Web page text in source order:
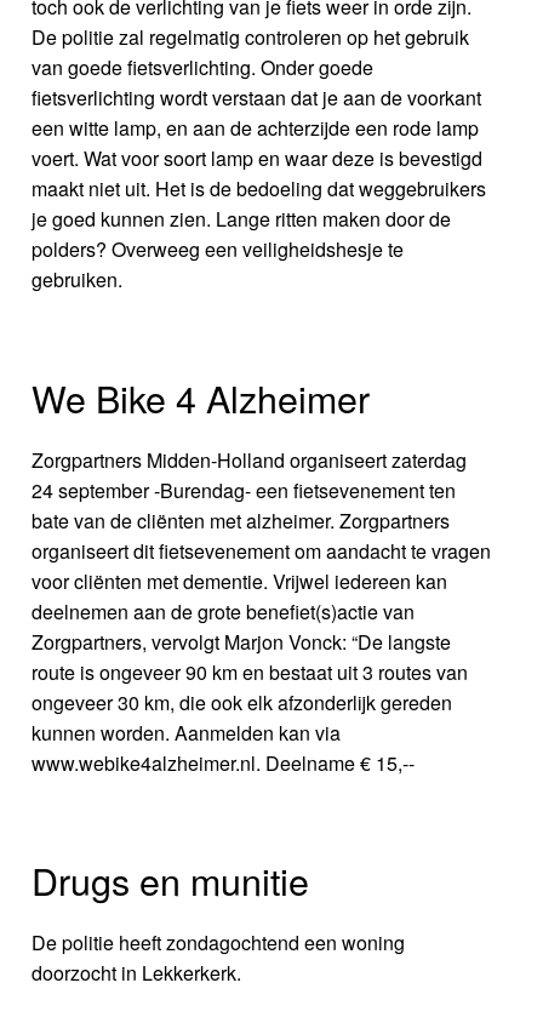
toch ook de verlichting van je fiets weer in orde zijn.
De politie zal regelmatig controleren op het gebruik
van goede fietsverlichting. Onder goede
fietsverlichting wordt verstaan dat je aan de voorkant
een witte lamp, en aan de achterzijde een rode lamp
voert. Wat voor soort lamp en waar deze is bevestigd
maakt niet uit. Het is de bedoeling dat weggebruikers
je goed kunnen zien. Lange ritten maken door de
polders? Overweeg een veiligheidshesje te
gebruiken.
We Bike 4 Alzheimer
Zorgpartners Midden-Holland organiseert zaterdag
24 september -Burendag- een fietsevenement ten
bate van de cliënten met alzheimer. Zorgpartners
organiseert dit fietsevenement om aandacht te vragen
voor cliënten met dementie. Vrijwel iedereen kan
deelnemen aan de grote benefiet(s)actie van
Zorgpartners, vervolgt Marjon Vonck: “De langste
route is ongeveer 90 km en bestaat uit 3 routes van
ongeveer 30 km, die ook elk afzonderlijk gereden
kunnen worden. Aanmelden kan via
www.webike4alzheimer.nl. Deelname € 15,--
Drugs en munitie
De politie heeft zondagochtend een woning
doorzocht in Lekkerkerk.